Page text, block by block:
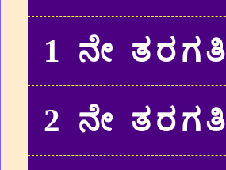
1 ನೇ ತರಗತಿ
2 ನೇ ತರಗತಿ